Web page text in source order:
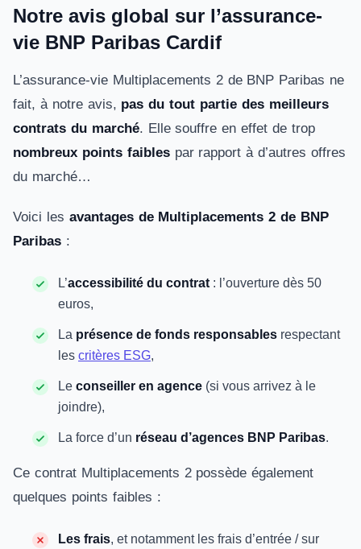
Notre avis global sur l’assurance-
vie BNP Paribas Cardif
L’assurance-vie Multiplacements 2 de BNP Paribas ne
fait, à notre avis, pas du tout partie des meilleurs
contrats du marché. Elle souffre en effet de trop
nombreux points faiblespar rapport à d’autres offres
du marché…
Voici les avantages de Multiplacements 2 de BNP
Paribas :
L’accessibilité du contrat : l’ouverture dès 50
euros,
La présence de fonds responsables respectant
les critères ESG,
Le conseiller en agence (si vous arrivez à le
joindre),
La force d’un réseau d’agences BNP Paribas.
Ce contrat Multiplacements 2 possède également
quelques points faibles :
Les frais, et notamment les frais d’entrée / sur